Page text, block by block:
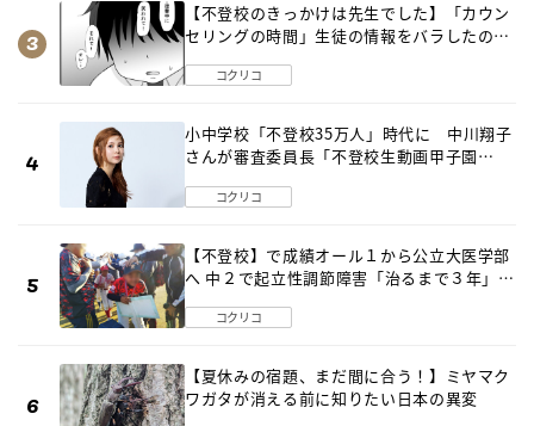
【不登校のきっかけは先生でした】「カウン
セリングの時間」生徒の情報をバラしたの
コクリコ
小中学校「不登校35万人」時代に 中川翔子
さんが審査委員長「不登校生動画甲子園
コクリコ
【不登校】で成績オール１から公立大医学部
へ 中２で起立性調節障害「治るまで３年」の
コクリコ
【夏休みの宿題、まだ間に合う！】ミヤマク
ワガタが消える前に知りたい日本の異変